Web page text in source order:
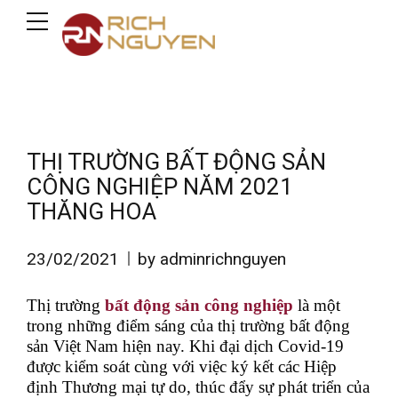
THỊ TRƯỜNG BẤT ĐỘNG SẢN
CÔNG NGHIỆP NĂM 2021
THĂNG HOA
23/02/2021 by adminrichnguyen
Thị trường bất động sản công nghiệp là một
trong những điểm sáng của thị trường bất động
sản Việt Nam hiện nay. Khi đại dịch Covid-19
được kiểm soát cùng với việc ký kết các Hiệp
định Thương mại tự do, thúc đẩy sự phát triển của